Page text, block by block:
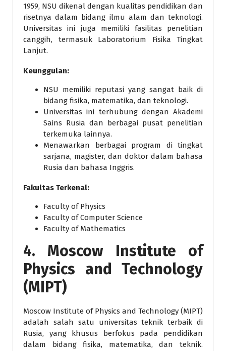
1959, NSU dikenal dengan kualitas pendidikan dan
risetnya dalam bidang ilmu alam dan teknologi.
Universitas ini juga memiliki fasilitas penelitian
canggih, termasuk Laboratorium Fisika Tingkat
Lanjut.
Keunggulan:
NSU memiliki reputasi yang sangat baik di
bidang fisika, matematika, dan teknologi.
Universitas ini terhubung dengan Akademi
Sains Rusia dan berbagai pusat penelitian
terkemuka lainnya.
Menawarkan berbagai program di tingkat
sarjana, magister, dan doktor dalam bahasa
Rusia dan bahasa Inggris.
Fakultas Terkenal:
Faculty of Physics
Faculty of Computer Science
Faculty of Mathematics
4. Moscow Institute of
Physics and Technology
(MIPT)
Moscow Institute of Physics and Technology (MIPT)
adalah salah satu universitas teknik terbaik di
Rusia, yang khusus berfokus pada pendidikan
dalam bidang fisika, matematika, dan teknik.